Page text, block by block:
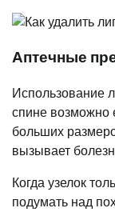
Аптечные
Использование
спине возможно
больших
вызывает
Когда узелок
подумать над